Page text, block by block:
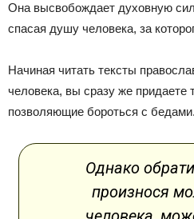
Она высвобождает духовную
спасая душу человека, за
Начиная читать тексты
человека, вы сразу же
позволяющие бороться с бедами.
Однако
произнося